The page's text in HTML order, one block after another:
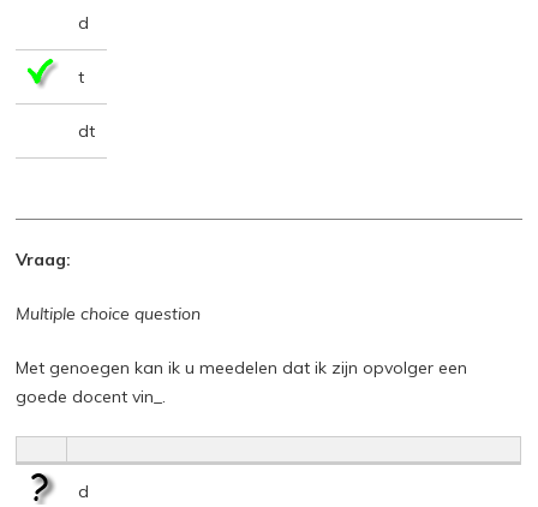
d
t
dt
Vraag:
Multiple choice question
Met genoegen kan ik u meedelen dat ik zijn opvolger een
goede docent vin_.
d